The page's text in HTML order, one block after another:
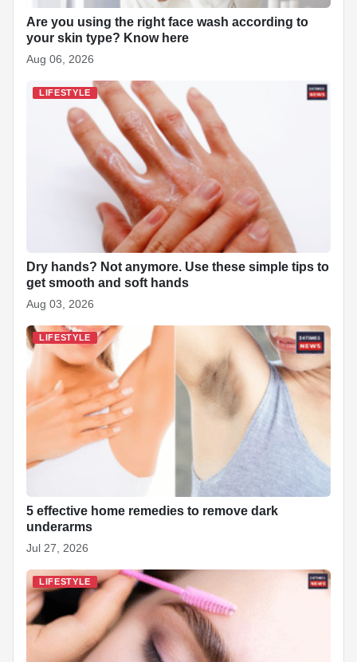
Are you using the right face wash according to
your skin type? Know here
Aug 06, 2026
LIFESTYLE
Dry hands? Not anymore. Use these simple tips to
get smooth and soft hands
Aug 03, 2026
LIFESTYLE
5 effective home remedies to remove dark
underarms
Jul 27, 2026
LIFESTYLE